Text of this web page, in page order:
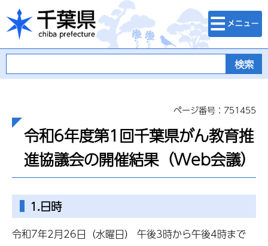
千葉県
検索・メニュ
ー
ページ番号：751455
令和6年度第1回千葉県がん教育推
進協議会の開催結果（Web会議）
1.日時
令和7年2月26日（水曜日） 午後3時から午後4時まで